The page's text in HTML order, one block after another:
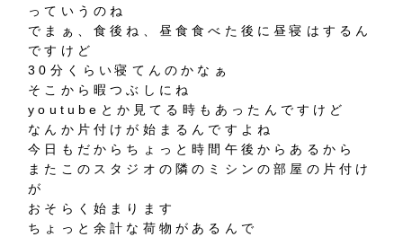
っていうのね
でまぁ、食後ね、昼食食べた後に昼寝はするん
ですけど
30分くらい寝てんのかなぁ
そこから暇つぶしにね
youtubeとか見てる時もあったんですけど
なんか片付けが始まるんですよね
今日もだからちょっと時間午後からあるから
またこのスタジオの隣のミシンの部屋の片付け
が
おそらく始まります
ちょっと余計な荷物があるんで